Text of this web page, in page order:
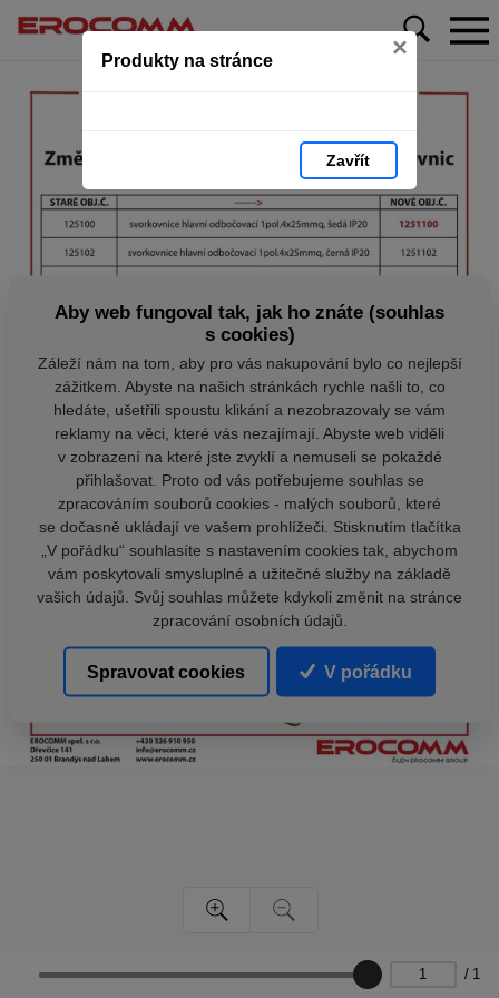
Produkty na stránce ×
Zavřít
/ 1
Aby web fungoval tak, jak ho znáte (souhlas
s cookies)
Záleží nám na tom, aby pro vás nakupování bylo co nejlepší
zážitkem. Abyste na našich stránkách rychle našli to, co
hledáte, ušetřili spoustu klikání a nezobrazovaly se vám
reklamy na věci, které vás nezajímají. Abyste web viděli
v zobrazení na které jste zvyklí a nemuseli se pokaždé
přihlašovat. Proto od vás potřebujeme souhlas se
zpracováním souborů cookies - malých souborů, které
se dočasně ukládají ve vašem prohlížeči. Stisknutím tlačítka
„V pořádku“ souhlasíte s nastavením cookies tak, abychom
vám poskytovali smysluplné a užitečné služby na základě
vašich údajů. Svůj souhlas můžete kdykoli změnit na stránce
zpracování osobních údajů.
Spravovat cookies V pořádku